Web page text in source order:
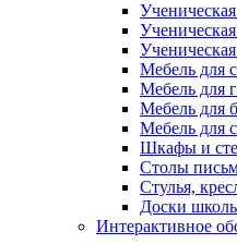
Мебель для
Мебель для
Мебель для
Мебель для
Шкафы и
Столы
Стулья,
Доски
Интерактивное